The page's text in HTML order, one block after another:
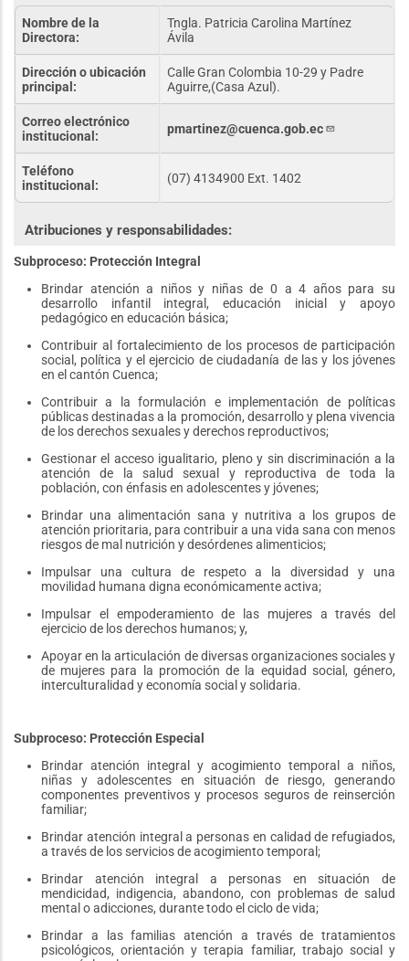
Nombre de la
Directora:
Tngla. Patricia Carolina Martínez
Ávila
Dirección o ubicación
principal:
Calle Gran Colombia 10-29 y Padre
Aguirre,(Casa Azul).
Correo electrónico
institucional:
pmartinez@cuenca.gob.ec
Teléfono
institucional:
(07) 4134900 Ext. 1402
Atribuciones y responsabilidades:
Subproceso: Protección Integral
Brindar atención a niños y niñas de 0 a 4 años para su
desarrollo infantil integral, educación inicial y apoyo
pedagógico en educación básica;
Contribuir al fortalecimiento de los procesos de participación
social, política y el ejercicio de ciudadanía de las y los jóvenes
en el cantón Cuenca;
Contribuir a la formulación e implementación de políticas
públicas destinadas a la promoción, desarrollo y plena vivencia
de los derechos sexuales y derechos reproductivos;
Gestionar el acceso igualitario, pleno y sin discriminación a la
atención de la salud sexual y reproductiva de toda la
población, con énfasis en adolescentes y jóvenes;
Brindar una alimentación sana y nutritiva a los grupos de
atención prioritaria, para contribuir a una vida sana con menos
riesgos de mal nutrición y desórdenes alimenticios;
Impulsar una cultura de respeto a la diversidad y una
movilidad humana digna económicamente activa;
Impulsar el empoderamiento de las mujeres a través del
ejercicio de los derechos humanos; y,
Apoyar en la articulación de diversas organizaciones sociales y
de mujeres para la promoción de la equidad social, género,
interculturalidad y economía social y solidaria.
Subproceso: Protección Especial
Brindar atención integral y acogimiento temporal a niños,
niñas y adolescentes en situación de riesgo, generando
componentes preventivos y procesos seguros de reinserción
familiar;
Brindar atención integral a personas en calidad de refugiados,
a través de los servicios de acogimiento temporal;
Brindar atención integral a personas en situación de
mendicidad, indigencia, abandono, con problemas de salud
mental o adicciones, durante todo el ciclo de vida;
Brindar a las familias atención a través de tratamientos
psicológicos, orientación y terapia familiar, trabajo social y